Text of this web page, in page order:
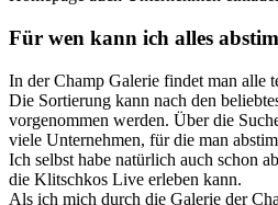
Für wen kann ich alles
In der Champ Galerie findet man alle
Die Sortierung kann nach den
vorgenommen werden. Über die
viele Unternehmen, für die man
Ich selbst habe natürlich auch schon
die Klitschkos Live erleben kann.
Als ich mich durch die Galerie der